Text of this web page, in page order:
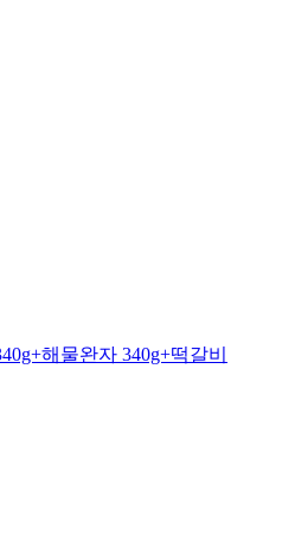
해물완자 340g+떡갈비